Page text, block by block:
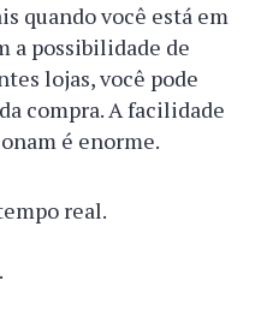
quando você está em
a possibilidade de
lojas, você pode
compra. A facilidade
é enorme.
real.